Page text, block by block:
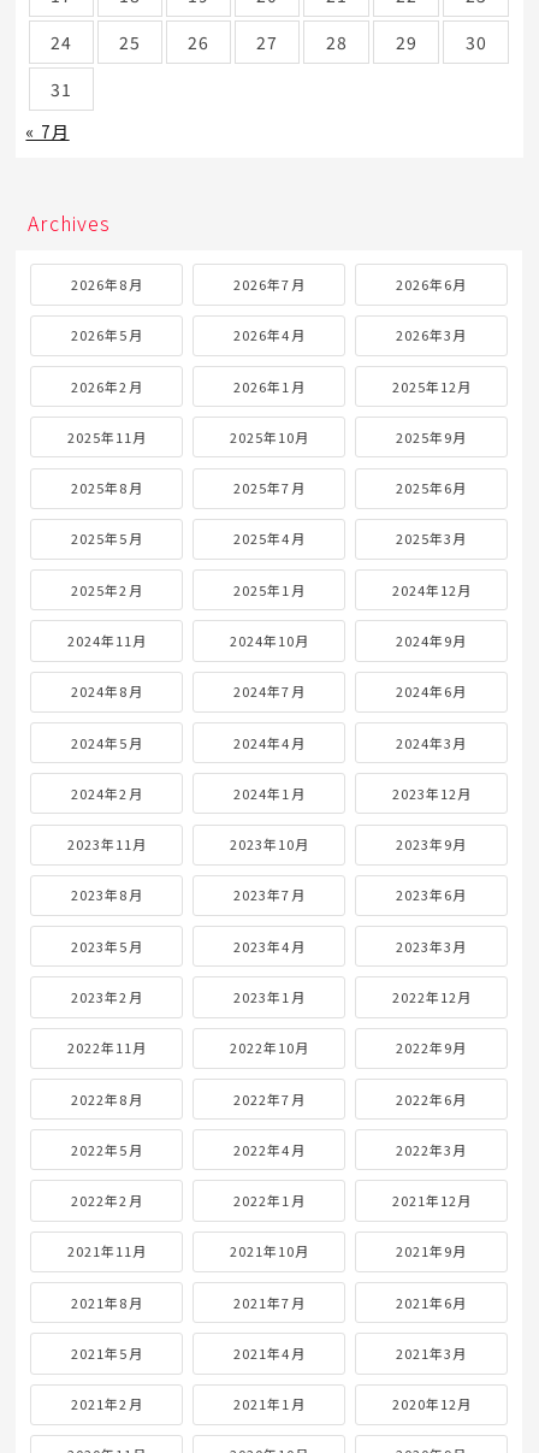
24
25 26 27 28 29
30
31
« 7月
Archives
2026年8月 2026年7月 2026年6月
2026年5月 2026年4月 2026年3月
2026年2月 2026年1月 2025年12月
2025年11月 2025年10月 2025年9月
2025年8月 2025年7月 2025年6月
2025年5月 2025年4月 2025年3月
2025年2月 2025年1月 2024年12月
2024年11月 2024年10月 2024年9月
2024年8月 2024年7月 2024年6月
2024年5月 2024年4月 2024年3月
2024年2月 2024年1月 2023年12月
2023年11月 2023年10月 2023年9月
2023年8月 2023年7月 2023年6月
2023年5月 2023年4月 2023年3月
2023年2月 2023年1月 2022年12月
2022年11月 2022年10月 2022年9月
2022年8月 2022年7月 2022年6月
2022年5月 2022年4月 2022年3月
2022年2月 2022年1月 2021年12月
2021年11月 2021年10月 2021年9月
2021年8月 2021年7月 2021年6月
2021年5月 2021年4月 2021年3月
2021年2月 2021年1月 2020年12月